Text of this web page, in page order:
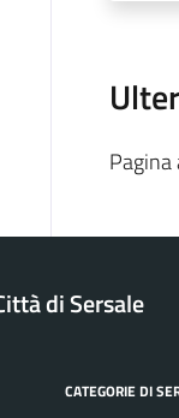
di Sersale
CATEGORIE DI